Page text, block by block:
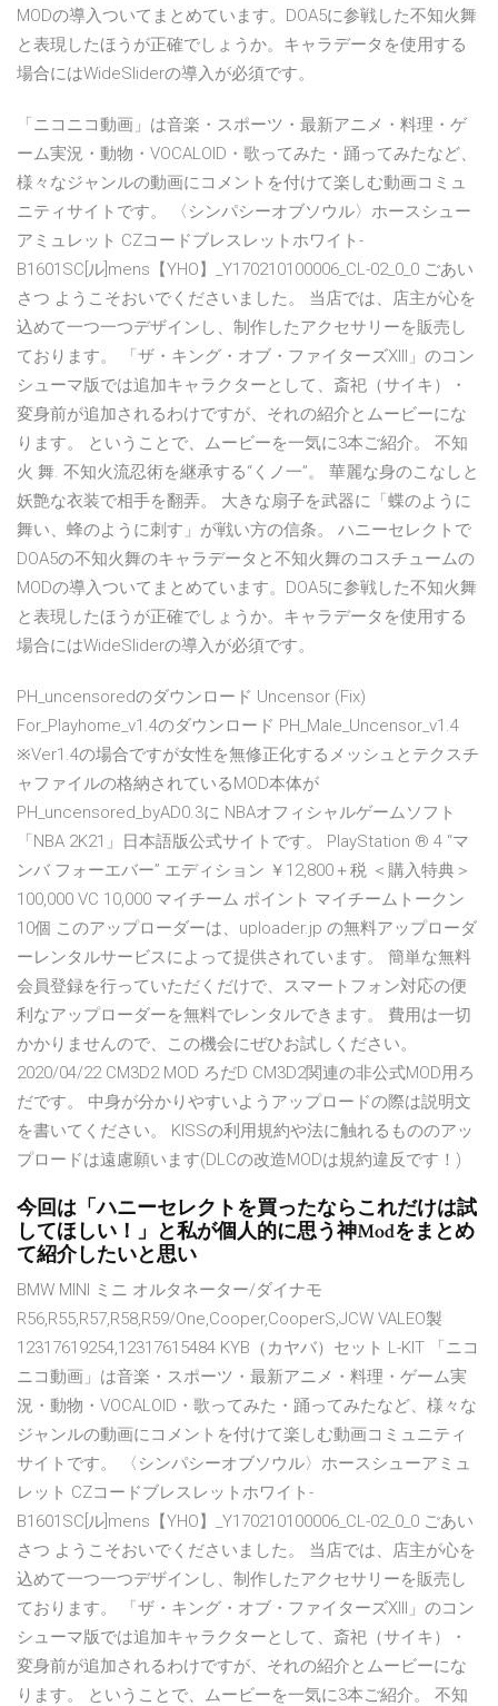
MODの導入ついてまとめています。DOA5に参戦した不知火舞
と表現したほうが正確でしょうか。キャラデータを使用する
場合にはWideSliderの導入が必須です。
「ニコニコ動画」は音楽・スポーツ・最新アニメ・料理・ゲ
ーム実況・動物・VOCALOID・歌ってみた・踊ってみたなど、
様々なジャンルの動画にコメントを付けて楽しむ動画コミュ
ニティサイトです。 〈シンパシーオブソウル〉ホースシュー
アミュレット CZコードブレスレットホワイト-
B1601SC[ル]mens【YHO】_Y170210100006_CL-02_0_0 ごあい
さつ ようこそおいでくださいました。 当店では、店主が心を
込めて一つ一つデザインし、制作したアクセサリーを販売し
ております。 「ザ・キング・オブ・ファイターズXIII」のコン
シューマ版では追加キャラクターとして、斎祀（サイキ）・
変身前が追加されるわけですが、それの紹介とムービーにな
ります。 ということで、ムービーを一気に3本ご紹介。 不知
火 舞. 不知火流忍術を継承する“くノ一”。 華麗な身のこなしと
妖艶な衣装で相手を翻弄。 大きな扇子を武器に「蝶のように
舞い、蜂のように刺す」が戦い方の信条。 ハニーセレクトで
DOA5の不知火舞のキャラデータと不知火舞のコスチュームの
MODの導入ついてまとめています。DOA5に参戦した不知火舞
と表現したほうが正確でしょうか。キャラデータを使用する
場合にはWideSliderの導入が必須です。
PH_uncensoredのダウンロード Uncensor (Fix)
For_Playhome_v1.4のダウンロード PH_Male_Uncensor_v1.4
※Ver1.4の場合ですが女性を無修正化するメッシュとテクスチ
ャファイルの格納されているMOD本体が
PH_uncensored_byAD0.3に NBAオフィシャルゲームソフト
「NBA 2K21」日本語版公式サイトです。 PlayStation ® 4 “マ
ンバ フォーエバー” エディション ￥12,800＋税 ＜購入特典＞
100,000 VC 10,000 マイチーム ポイント マイチームトークン
10個 このアップローダーは、uploader.jp の無料アップローダ
ーレンタルサービスによって提供されています。 簡単な無料
会員登録を行っていただくだけで、スマートフォン対応の便
利なアップローダーを無料でレンタルできます。 費用は一切
かかりませんので、この機会にぜひお試しください。
2020/04/22 CM3D2 MOD ろだD CM3D2関連の非公式MOD用ろ
だです。 中身が分かりやすいようアップロードの際は説明文
を書いてください。 KISSの利用規約や法に触れるもののアッ
プロードは遠慮願います(DLCの改造MODは規約違反です！)
今回は「ハニーセレクトを買ったならこれだけは試
してほしい！」と私が個人的に思う神Modをまとめ
て紹介したいと思い
BMW MINI ミニ オルタネーター/ダイナモ
R56,R55,R57,R58,R59/One,Cooper,CooperS,JCW VALEO製
12317619254,12317615484 KYB（カヤバ）セット L-KIT 「ニコ
ニコ動画」は音楽・スポーツ・最新アニメ・料理・ゲーム実
況・動物・VOCALOID・歌ってみた・踊ってみたなど、様々な
ジャンルの動画にコメントを付けて楽しむ動画コミュニティ
サイトです。 〈シンパシーオブソウル〉ホースシューアミュ
レット CZコードブレスレットホワイト-
B1601SC[ル]mens【YHO】_Y170210100006_CL-02_0_0 ごあい
さつ ようこそおいでくださいました。 当店では、店主が心を
込めて一つ一つデザインし、制作したアクセサリーを販売し
ております。 「ザ・キング・オブ・ファイターズXIII」のコン
シューマ版では追加キャラクターとして、斎祀（サイキ）・
変身前が追加されるわけですが、それの紹介とムービーにな
ります。 ということで、ムービーを一気に3本ご紹介。 不知